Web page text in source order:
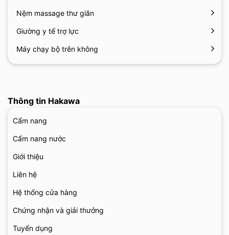
Nệm massage thư giãn
Giường y tế trợ lực
Máy chạy bộ trên không
Thông tin Hakawa
Cẩm nang
Cẩm nang nước
Giới thiệu
Liên hệ
Hệ thống cửa hàng
Chứng nhận và giải thưởng
Tuyển dụng